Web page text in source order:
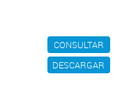
CONSULTAR
DESCARGAR